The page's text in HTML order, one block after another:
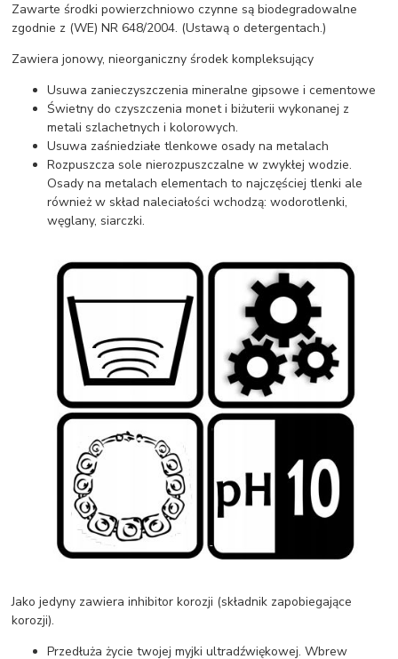
Zawarte środki powierzchniowo czynne są biodegradowalne
zgodnie z (WE) NR 648/2004. (Ustawą o detergentach.)
Zawiera jonowy, nieorganiczny środek kompleksujący
Usuwa zanieczyszczenia mineralne gipsowe i cementowe
Świetny do czyszczenia monet i biżuterii wykonanej z
metali szlachetnych i kolorowych.
Usuwa zaśniedziałe tlenkowe osady na metalach
Rozpuszcza sole nierozpuszczalne w zwykłej wodzie.
Osady na metalach elementach to najczęściej tlenki ale
również w skład naleciałości wchodzą: wodorotlenki,
węglany, siarczki.
Jako jedyny zawiera inhibitor korozji (składnik zapobiegające
korozji).
Przedłuża życie twojej myjki ultradźwiękowej. Wbrew